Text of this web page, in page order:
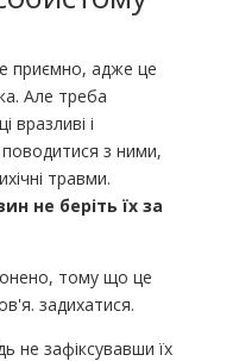
приємно, адже це
Але треба
вразливі і
з ними,
травми.
не беріть їх за
тому що це
задихатися.
не зафіксувавши їх